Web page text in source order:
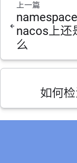
上一篇
nacos上还
么
如何